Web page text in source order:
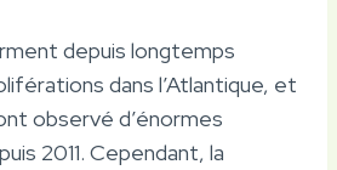
depuis longtemps
dans l’Atlantique, et
observé d’énormes
2011. Cependant, la